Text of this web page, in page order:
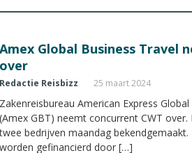
Amex Global Business Travel
over
Redactie Reisbizz 25 maart 2024
Zakenreisbureau American Express
(Amex GBT) neemt concurrent CWT over.
twee bedrijven maandag
worden gefinancierd door […]